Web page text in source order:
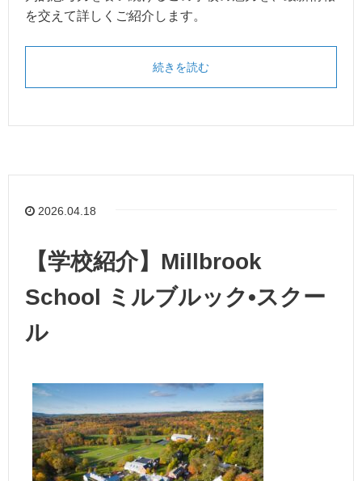
を交えて詳しくご紹介します。
続きを読む
2026.04.18
【学校紹介】Millbrook
School ミルブルック•スクー
ル